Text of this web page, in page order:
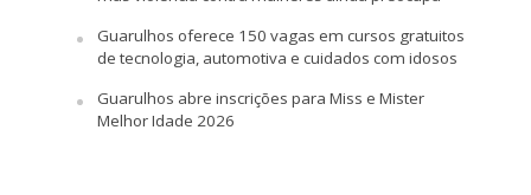
Guarulhos oferece 150 vagas em cursos gratuitos
de tecnologia, automotiva e cuidados com idosos
Guarulhos abre inscrições para Miss e Mister
Melhor Idade 2026